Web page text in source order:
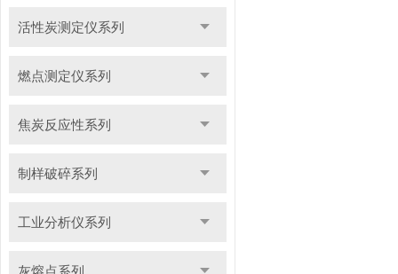
活性炭测定仪系列
燃点测定仪系列
焦炭反应性系列
制样破碎系列
工业分析仪系列
灰熔点系列